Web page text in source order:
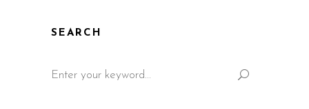
SEARCH